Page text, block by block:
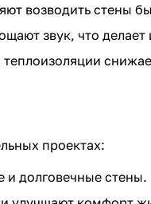
возводить стены
звук, что
проектах:
и долговечные стены.